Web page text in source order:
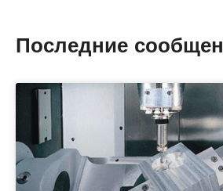
Последние